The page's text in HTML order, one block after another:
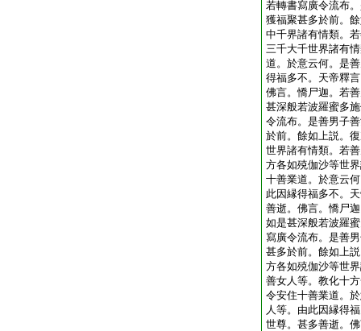
若轉書寫廣令流布
獲福聚甚多於前。
中千界諸有情類。
三千大千世界諸有
道。於意云何。是
得福多不。天帝釋
佛言。憍尸迦。若
甚深般若波羅蜜多
令流布。是善男子
於前。餘如上説。
世界諸有情類。若
方各如殑伽沙等世
十善業道。於意云
此因縁得福多不。
善逝。佛言。憍尸
如是甚深般若波羅
寫廣令流布。是善
甚多於前。餘如上
方各如殑伽沙等世
善女人等。教化十
令安住十善業道。
人等。由此因縁得
世尊。甚多善逝。